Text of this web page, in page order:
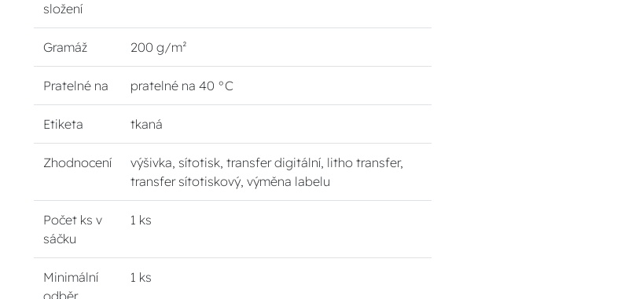
složení
Gramáž 200 g/m²
Pratelné na pratelné na 40 °C
Etiketa tkaná
Zhodnocení
výšivka, sítotisk, transfer digitální, litho transfer,
transfer sítotiskový, výměna labelu
Počet ks v
sáčku
1 ks
Minimální
1 ks